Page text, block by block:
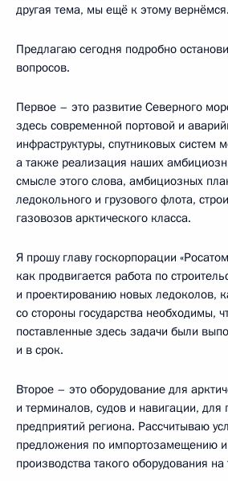
другая тема, мы ещё к этому вернёмся.
Предлагаю сегодня подробно
вопросов.
Первое – это развитие Северного
здесь современной портовой и
инфраструктуры, спутниковых систем
а также реализация наших
смысле этого слова, амбициозных
ледокольного и грузового флота,
газовозов арктического класса.
Я прошу главу госкорпорации
как продвигается работа по
и проектированию новых ледоколов,
со стороны государства необходимы,
поставленные здесь задачи были
и в срок.
Второе – это оборудование для
и терминалов, судов и навигации,
предприятий региона. Рассчитываю
предложения по импортозамещению
производства такого оборудования